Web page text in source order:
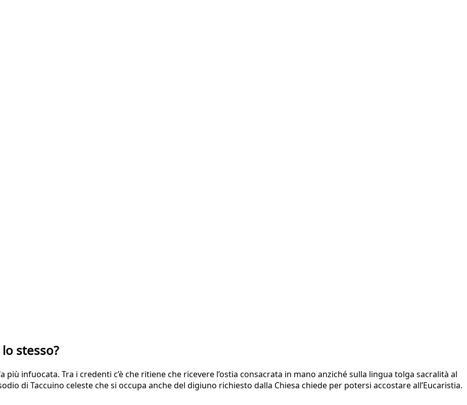
stesso?
infuocata. Tra i credenti c’è che ritiene che ricevere l’ostia consacrata in mano anziché sulla lingua tolga sacralità al
di Taccuino celeste che si occupa anche del digiuno richiesto dalla Chiesa chiede per potersi accostare all’Eucaristia.